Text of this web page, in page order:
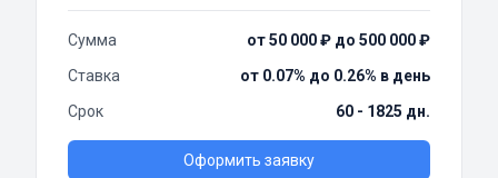
Сумма
от 50 000 ₽ до 500 000 ₽
Ставка
от 0.07% до 0.26% в день
Срок
60 - 1825 дн.
Оформить заявку